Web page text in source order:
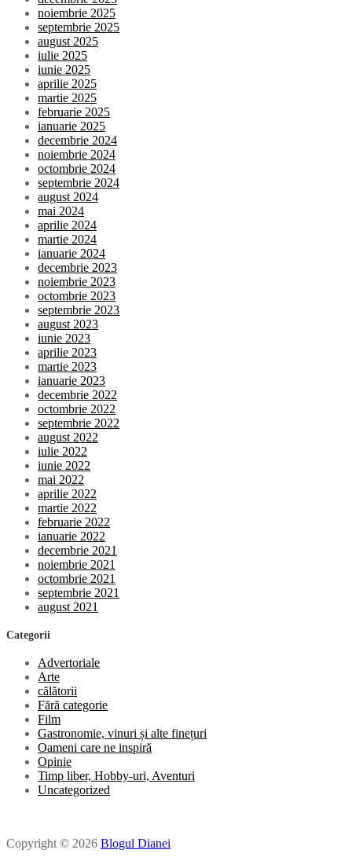
noiembrie 2025
septembrie 2025
august 2025
iulie 2025
iunie 2025
aprilie 2025
martie 2025
februarie 2025
ianuarie 2025
decembrie 2024
noiembrie 2024
octombrie 2024
septembrie 2024
august 2024
mai 2024
aprilie 2024
martie 2024
ianuarie 2024
decembrie 2023
noiembrie 2023
octombrie 2023
septembrie 2023
august 2023
iunie 2023
aprilie 2023
martie 2023
ianuarie 2023
decembrie 2022
octombrie 2022
septembrie 2022
august 2022
iulie 2022
iunie 2022
mai 2022
aprilie 2022
martie 2022
februarie 2022
ianuarie 2022
decembrie 2021
noiembrie 2021
octombrie 2021
septembrie 2021
august 2021
Categorii
Advertoriale
Arte
călătorii
Fără categorie
Film
Gastronomie, vinuri și alte finețuri
Oameni care ne inspiră
Opinie
Timp liber, Hobby-uri, Aventuri
Uncategorized
Copyright © 2026 Blogul Dianei